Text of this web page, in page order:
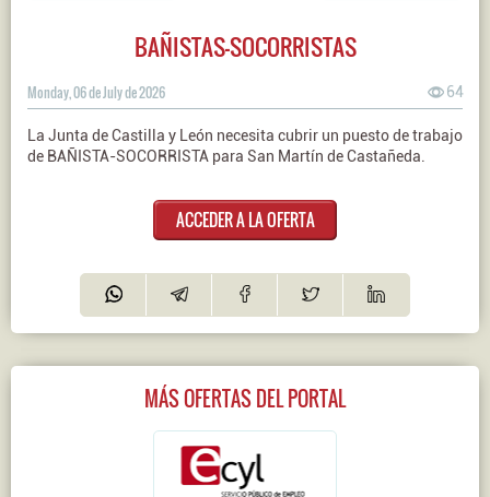
BAÑISTAS-SOCORRISTAS
Monday, 06 de July de 2026 64
La Junta de Castilla y León necesita cubrir un puesto de trabajo
de BAÑISTA-SOCORRISTA para San Martín de Castañeda.
ACCEDER A LA OFERTA
MÁS OFERTAS DEL PORTAL